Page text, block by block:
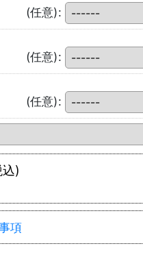
成 (任意):
ト (任意):
(任意):
込)
項